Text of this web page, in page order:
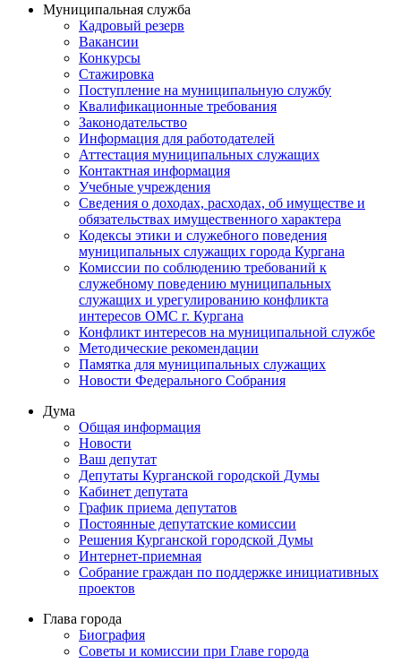
Муниципальная служба
Кадровый резерв
Вакансии
Конкурсы
Стажировка
Поступление на муниципальную службу
Квалификационные требования
Законодательство
Информация для работодателей
Аттестация муниципальных служащих
Контактная информация
Учебные учреждения
Сведения о доходах, расходах, об имуществе и
обязательствах имущественного характера
Кодексы этики и служебного поведения
муниципальных служащих города Кургана
Комиссии по соблюдению требований к
служебному поведению муниципальных
служащих и урегулированию конфликта
интересов ОМС г. Кургана
Конфликт интересов на муниципальной службе
Методические рекомендации
Памятка для муниципальных служащих
Новости Федерального Cобрания
Дума
Общая информация
Новости
Ваш депутат
Депутаты Курганской городской Думы
Кабинет депутата
График приема депутатов
Постоянные депутатские комиссии
Решения Курганской городской Думы
Интернет-приемная
Собрание граждан по поддержке инициативных
проектов
Глава города
Биография
Советы и комиссии при Главе города